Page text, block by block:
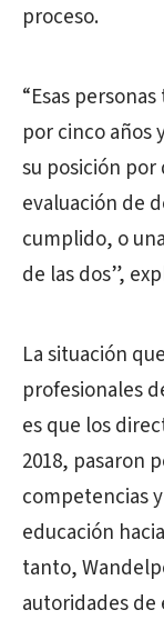
proceso.
“Esas
por cinco años
su posición
evaluación de
cumplido, o
de las dos”,
La situación
profesionales
es que los
2018, pasaron
competencias
educación
tanto,
autoridades de